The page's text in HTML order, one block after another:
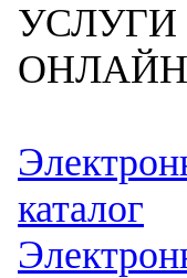
УСЛУГИ
ОНЛАЙН
каталог